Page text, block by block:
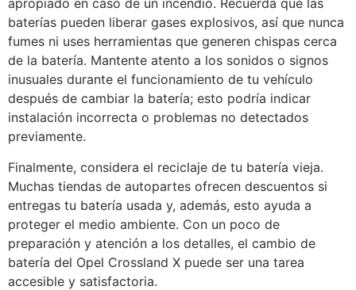
apropiado en caso de un incendio. Recuerda que las
baterías pueden liberar gases explosivos, así que nunca
fumes ni uses herramientas que generen chispas cerca
de la batería. Mantente atento a los sonidos o signos
inusuales durante el funcionamiento de tu vehículo
después de cambiar la batería; esto podría indicar
instalación incorrecta o problemas no detectados
previamente.
Finalmente, considera el reciclaje de tu batería vieja.
Muchas tiendas de autopartes ofrecen descuentos si
entregas tu batería usada y, además, esto ayuda a
proteger el medio ambiente. Con un poco de
preparación y atención a los detalles, el cambio de
batería del Opel Crossland X puede ser una tarea
accesible y satisfactoria.